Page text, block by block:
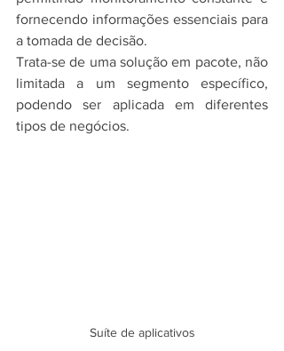
fornecendo informações essenciais para
a tomada de decisão.
Trata-se de uma solução em pacote, não
limitada a um segmento específico,
podendo ser aplicada em diferentes
tipos de negócios.
Suíte de aplicativos